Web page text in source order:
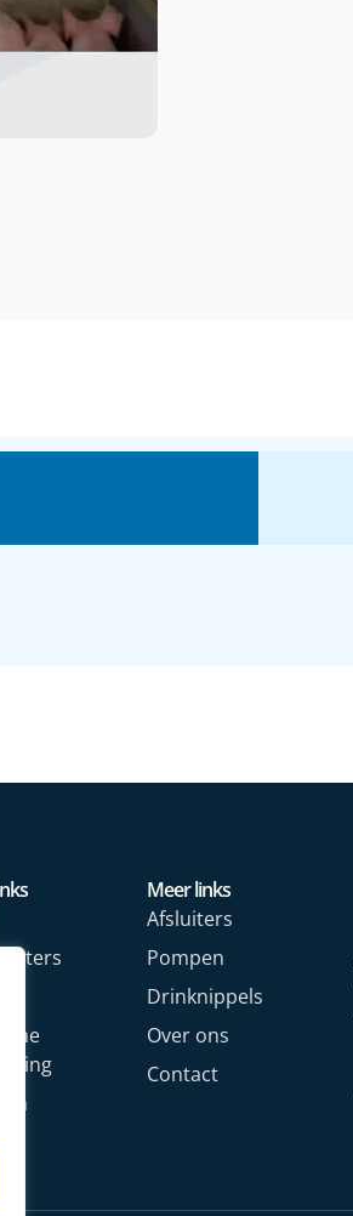
Meer links
Afsluiters
Pompen
Drinknippels
Over ons
Contact